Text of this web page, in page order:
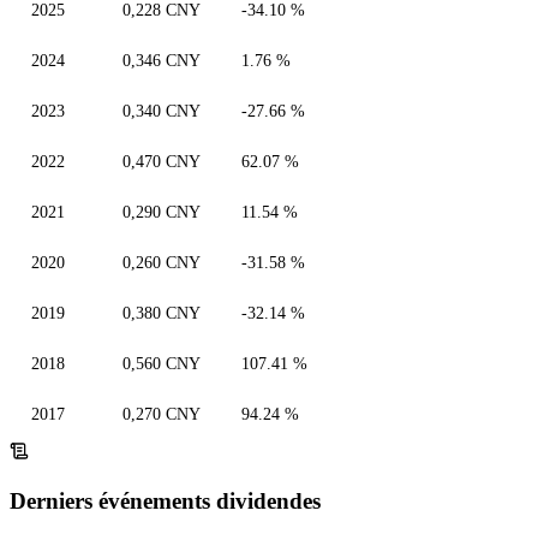
2025 0,228 CNY -34.10 %
2024 0,346 CNY 1.76 %
2023 0,340 CNY -27.66 %
2022 0,470 CNY 62.07 %
2021 0,290 CNY 11.54 %
2020 0,260 CNY -31.58 %
2019 0,380 CNY -32.14 %
2018 0,560 CNY 107.41 %
2017 0,270 CNY 94.24 %
Derniers événements dividendes